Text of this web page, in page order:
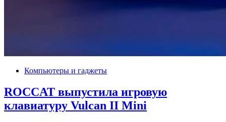
Компьютеры и гаджеты
ROCCAT выпустила игровую
клавиатуру Vulcan II Mini